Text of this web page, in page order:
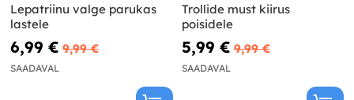
Lepatriinu valge parukas
lastele
6,99 € 9,99 €
SAADAVAL
Trollide must kiirus
poisidele
5,99 € 9,99 €
SAADAVAL